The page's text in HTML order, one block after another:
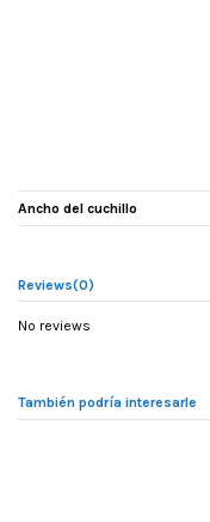
Ancho del cuchillo
Reviews(0)
No reviews
También podría interesarle